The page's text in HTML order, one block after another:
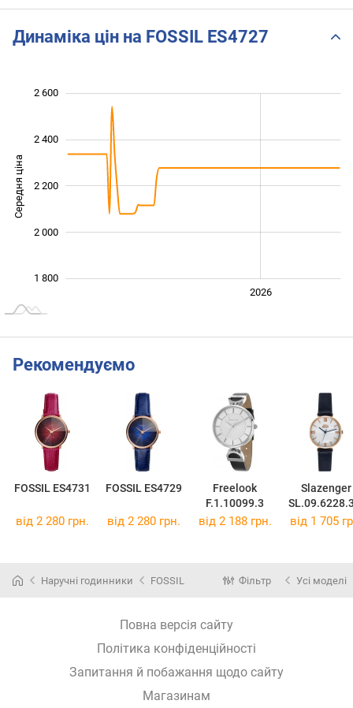
Динаміка цін на FOSSIL ES4727
Середня ціна 1 800
1 800
2 000
2 200
2 400
2 600
2026
Рекомендуємо
FOSSIL ES4731 FOSSIL ES4729
Freelook
F.1.10099.3
Slazenger
1
від 2 280 грн. від 2 280 грн. від 2 188 грн. від 1 705
Наручні годинники FOSSIL Фільтр Усі моделі
Повна версія сайту
Політика конфіденційності
Запитання й побажання щодо сайту
Магазинам